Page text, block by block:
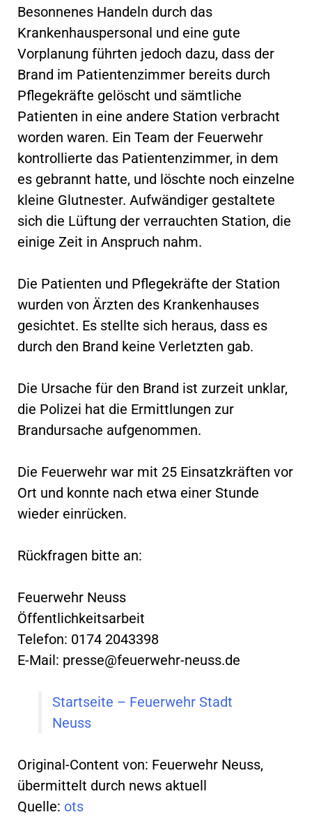
Besonnenes Handeln durch das
Krankenhauspersonal und eine gute
Vorplanung führten jedoch dazu, dass der
Brand im Patientenzimmer bereits durch
Pflegekräfte gelöscht und sämtliche
Patienten in eine andere Station verbracht
worden waren. Ein Team der Feuerwehr
kontrollierte das Patientenzimmer, in dem
es gebrannt hatte, und löschte noch einzelne
kleine Glutnester. Aufwändiger gestaltete
sich die Lüftung der verrauchten Station, die
einige Zeit in Anspruch nahm.
Die Patienten und Pflegekräfte der Station
wurden von Ärzten des Krankenhauses
gesichtet. Es stellte sich heraus, dass es
durch den Brand keine Verletzten gab.
Die Ursache für den Brand ist zurzeit unklar,
die Polizei hat die Ermittlungen zur
Brandursache aufgenommen.
Die Feuerwehr war mit 25 Einsatzkräften vor
Ort und konnte nach etwa einer Stunde
wieder einrücken.
Rückfragen bitte an:
Feuerwehr Neuss
Öffentlichkeitsarbeit
Telefon: 0174 2043398
E-Mail: presse@feuerwehr-neuss.de
Startseite – Feuerwehr Stadt
Neuss
Original-Content von: Feuerwehr Neuss,
übermittelt durch news aktuell
Quelle: ots